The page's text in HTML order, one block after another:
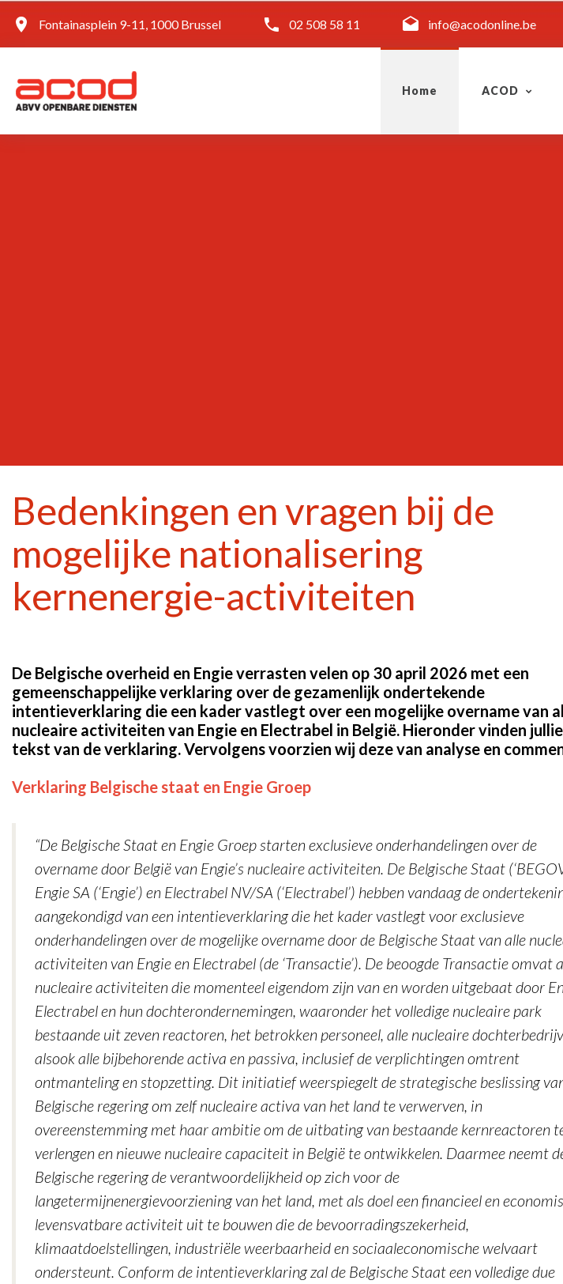
Fontainasplein 9-11, 1000 Brussel 02 508 58 11 info@acodonline.be
Home ACOD
Bedenkingen en vragen bij de
mogelijke nationalisering
kernenergie-activiteiten
De Belgische overheid en Engie verrasten velen op 30 april 2026 met een
gemeenschappelijke verklaring over de gezamenlijk ondertekende
intentieverklaring die een kader vastlegt over een mogelijke overname van
nucleaire activiteiten van Engie en Electrabel in België. Hieronder vinden
tekst van de verklaring. Vervolgens voorzien wij deze van analyse en
Verklaring Belgische staat en Engie Groep
“De Belgische Staat en Engie Groep starten exclusieve onderhandelingen over de
overname door België van Engie’s nucleaire activiteiten. De Belgische Staat
Engie SA (‘Engie’) en Electrabel NV/SA (‘Electrabel’) hebben vandaag de
aangekondigd van een intentieverklaring die het kader vastlegt voor exclusieve
onderhandelingen over de mogelijke overname door de Belgische Staat van alle
activiteiten van Engie en Electrabel (de ‘Transactie’). De beoogde Transactie omvat
nucleaire activiteiten die momenteel eigendom zijn van en worden uitgebaat door
Electrabel en hun dochterondernemingen, waaronder het volledige nucleaire park
bestaande uit zeven reactoren, het betrokken personeel, alle nucleaire
alsook alle bijbehorende activa en passiva, inclusief de verplichtingen omtrent
ontmanteling en stopzetting. Dit initiatief weerspiegelt de strategische beslissing
Belgische regering om zelf nucleaire activa van het land te verwerven, in
overeenstemming met haar ambitie om de uitbating van bestaande kernreactoren
verlengen en nieuwe nucleaire capaciteit in België te ontwikkelen. Daarmee neemt
Belgische regering de verantwoordelijkheid op zich voor de
langetermijnenergievoorziening van het land, met als doel een financieel en
levensvatbare activiteit uit te bouwen die de bevoorradingszekerheid,
klimaatdoelstellingen, industriële weerbaarheid en sociaaleconomische welvaart
ondersteunt. Conform de intentieverklaring zal de Belgische Staat een volledige due